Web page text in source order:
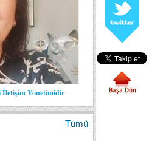
İletişim Yönetimidir
Tümü